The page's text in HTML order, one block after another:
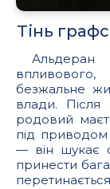
Тінь
безжальне
влади. Після
родовий
під приводом
— він шукає
принести